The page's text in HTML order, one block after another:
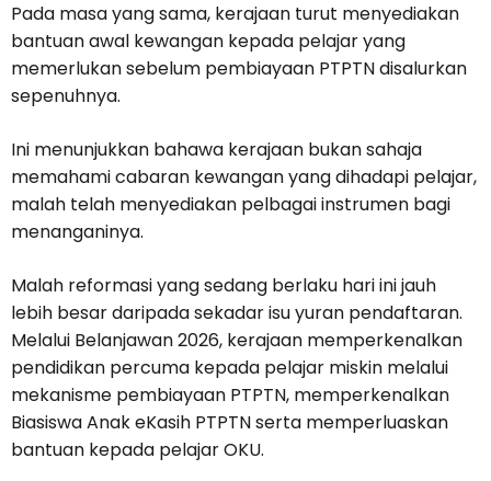
Pada masa yang sama, kerajaan turut menyediakan
bantuan awal kewangan kepada pelajar yang
memerlukan sebelum pembiayaan PTPTN disalurkan
sepenuhnya.
Ini menunjukkan bahawa kerajaan bukan sahaja
memahami cabaran kewangan yang dihadapi pelajar,
malah telah menyediakan pelbagai instrumen bagi
menanganinya.
Malah reformasi yang sedang berlaku hari ini jauh
lebih besar daripada sekadar isu yuran pendaftaran.
Melalui Belanjawan 2026, kerajaan memperkenalkan
pendidikan percuma kepada pelajar miskin melalui
mekanisme pembiayaan PTPTN, memperkenalkan
Biasiswa Anak eKasih PTPTN serta memperluaskan
bantuan kepada pelajar OKU.